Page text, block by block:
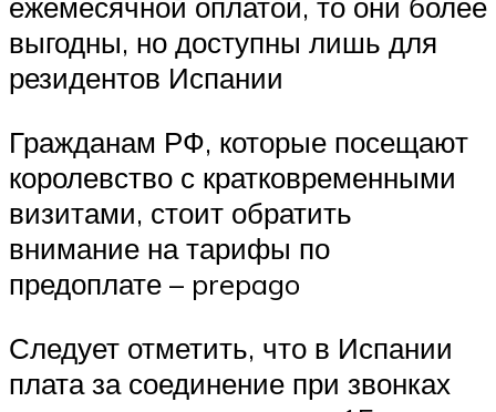
выгодны, но доступны лишь для
резидентов Испании
Гражданам РФ, которые посещают
королевство с кратковременными
визитами, стоит обратить
внимание на тарифы по
предоплате – prepago
Следует отметить, что в Испании
плата за соединение при звонках